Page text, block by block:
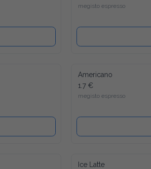
megisto espresso
Americano
1.7 €
megisto espresso
Ice Latte